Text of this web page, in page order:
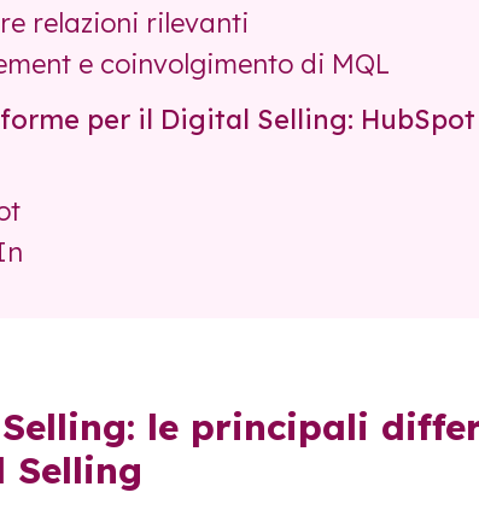
relazioni rilevanti
e coinvolgimento di MQL
per il Digital Selling: HubSpot
Selling